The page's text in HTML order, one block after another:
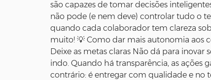
são capazes de tomar decisões
não pode (e nem deve) controlar tudo o
quando cada colaborador tem clareza
muito! 💡 Como dar mais autonomia aos
Deixe as metas claras Não dá para
indo. Quando há transparência, as ações
contrário: é entregar com qualidade e no